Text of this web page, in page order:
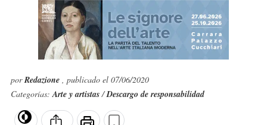
porRedazione , publicado el 07/06/2020
Categorías:Arte y artistas/Descargo de responsabilidad